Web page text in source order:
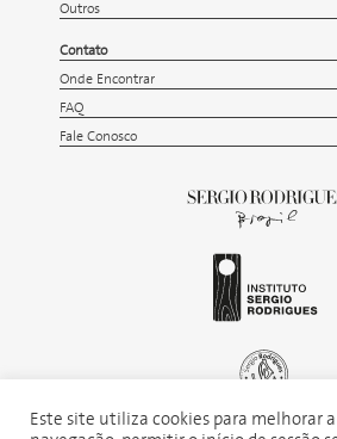
Outros
Contato
Onde Encontrar
FAQ
Fale Conosco
Este site utiliza cookies para melhorar